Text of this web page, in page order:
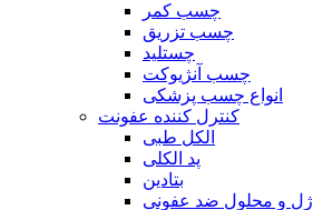
چسب کمر
چسب تزریق
چستلید
چسب آنژیوکت
انواع چسب پزشکی
کنترل کننده عفونت
الکل طبی
پد الکلی
بتادین
ژل و محلول ضد عفونی